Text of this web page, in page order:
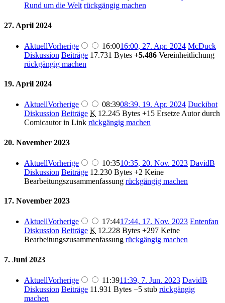
Rund um die Welt rückgängig machen
27. April 2024
AktuellVorherige 16:0016:00, 27. Apr. 2024 McDuck
Diskussion Beiträge 17.731 Bytes +5.486 Vereinheitlichung
rückgängig machen
19. April 2024
AktuellVorherige 08:3908:39, 19. Apr. 2024 Duckibot
Diskussion Beiträge K 12.245 Bytes +15 Ersetze Autor durch
Comicautor in Link rückgängig machen
20. November 2023
AktuellVorherige 10:3510:35, 20. Nov. 2023 DavidB
Diskussion Beiträge 12.230 Bytes +2 Keine
Bearbeitungszusammenfassung rückgängig machen
17. November 2023
AktuellVorherige 17:4417:44, 17. Nov. 2023 Entenfan
Diskussion Beiträge K 12.228 Bytes +297 Keine
Bearbeitungszusammenfassung rückgängig machen
7. Juni 2023
AktuellVorherige 11:3911:39, 7. Jun. 2023 DavidB
Diskussion Beiträge 11.931 Bytes −5 stub rückgängig
machen